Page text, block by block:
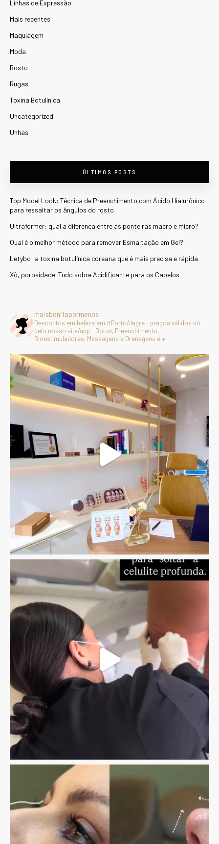
Linhas de Expressão
Mais recentes
Maquiagem
Moda
Rosto
Rugas
Toxina Botulínica
Uncategorized
Unhas
ÚLTIMOS POSTS
Top Model Look: Técnica de Preenchimento com Ácido Hialurônico
para ressaltar os ângulos do rosto
Ultraformer: qual a diferença entre as ponteiras macro e micro?
Qual é o melhor método para remover Esmaltação em Gel?
Letybo: a toxina botulínica coreana que é mais precisa e rápida
Xô, porosidade! Tudo sobre Acidificante para os Cabelos
maisbonitapormenos
Descontos em beleza em #PortoAlegre - preços válidos só
pelo nosso site/app - Botox, Preenchimento,
Bioestimuladores, Massagens e Drenagens e +